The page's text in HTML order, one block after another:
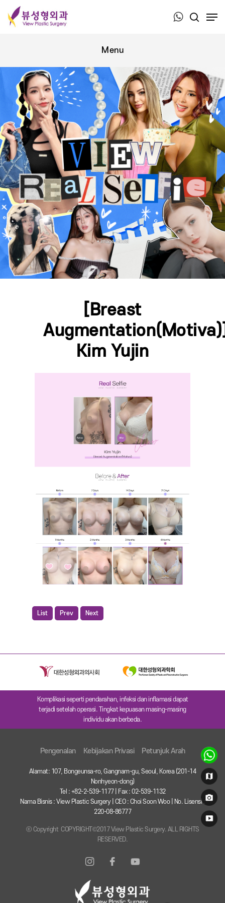
[Breast
Kim Yujin
List Prev Next
Komplikasi seperti pendarahan, infeksi dan inflamasi dapat
terjadi setelah operasi. Tingkat kepuasan masing-masing
individu akan berbeda.
Pengenalan Kebijakan Privasi Petunjuk Arah
Alamat: 107, Bongeunsa-ro, Gangnam-gu, Seoul, Korea (201-14
Nonhyeon-dong)
Tel : +82-2-539-1177 | Fax : 02-539-1132
Nama Bisnis : View Plastic Surgery | CEO : Choi Soon Woo | No. Lisensi :
220-08-86777
ⓒ Copyright COPYRIGHT©2017 View Plastic Surgery. ALL RIGHTS
RESERVED.